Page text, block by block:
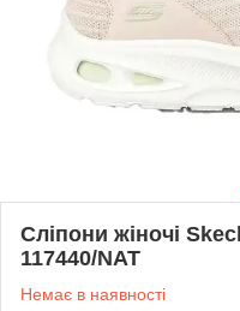
Сліпони жіночі
117440/NAT
Немає в наявності